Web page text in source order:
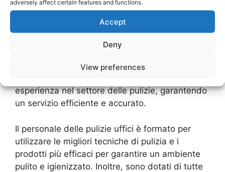
adversely affect certain features and functions.
Accept
Deny
View preferences
Qualità e Competenze
Il personale delle pulizie uffici è fondamentale
e di alta qualità per i tuoi uffici. Ogni membro
esperienza nel settore delle pulizie, garantendo
un servizio efficiente e accurato.
Il personale delle pulizie uffici è formato per
utilizzare le migliori tecniche di pulizia e i
prodotti più efficaci per garantire un ambiente
pulito e igienizzato. Inoltre, sono dotati di tutte